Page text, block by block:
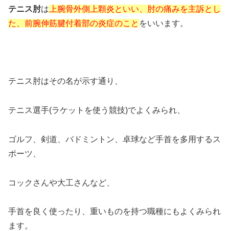
テニス肘は 上腕骨外側上顆炎といい、肘の痛みを主訴とし
た、前腕伸筋腱付着部の炎症のこと をいいます。
テニス肘はその名が示す通り、
テニス選手(ラケットを使う競技)でよくみられ、
ゴルフ、剣道、バドミントン、卓球など手首を多用するス
ポーツ、
コックさんや大工さんなど、
手首を良く使ったり、重いものを持つ職種にもよくみられ
ます。